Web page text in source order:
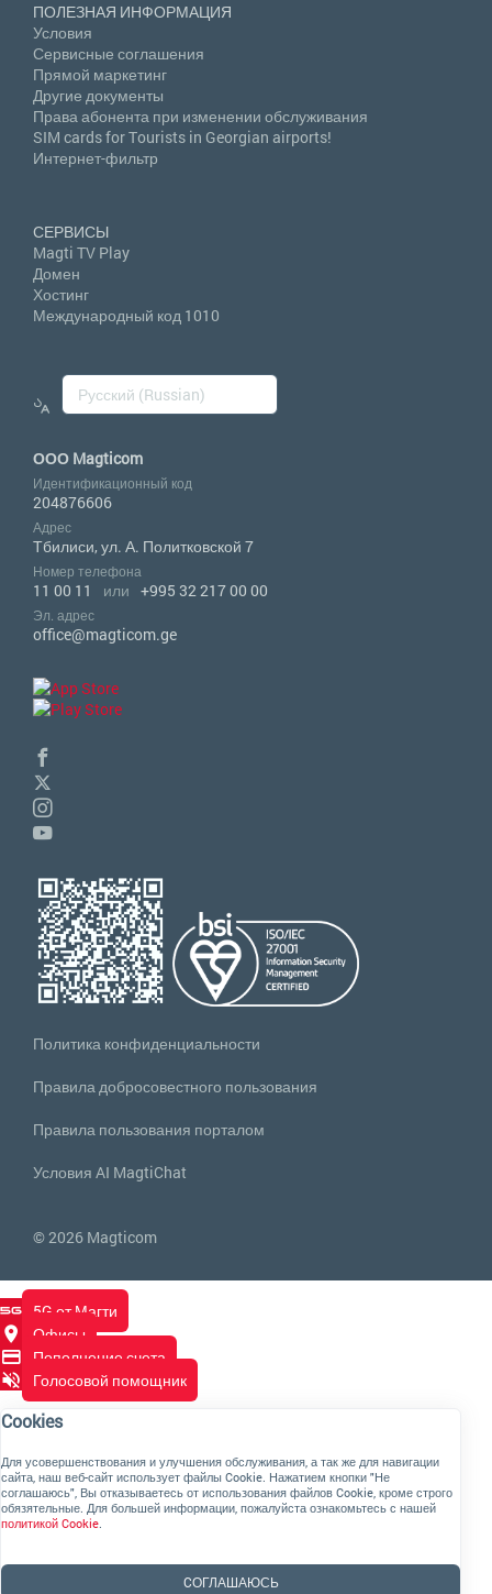
ПОЛЕЗНАЯ ИНФОРМАЦИЯ
Условия
Сервисные соглашения
Прямой маркетинг
Другие документы
Права абонента при изменении обслуживания
SIM cards for Tourists in Georgian airports!
Интернет-фильтр
СЕРВИСЫ
Magti TV Play
Домен
Хостинг
Международный код 1010
ООО Magticom
Идентификационный код
204876606
Адрес
Тбилиси, ул. А. Политковской 7
Номер телефона
11 00 11 или +995 32 217 00 00
Эл. адрес
office@magticom.ge
Политика конфиденциальности
Правила добросовестного пользования
Правила пользования порталом
Условия AI MagtiChat
© 2026 Magticom
5G от Магти
Офисы
Пополнение счета
Голосовой помощник
Cookies
Для усовершенствования и улучшения обслуживания, а так же для навигации
сайта, наш веб-сайт использует файлы Cookie. Нажатием кнопки "Не
соглашаюсь", Вы отказываетесь от использования файлов Cookie, кроме строго
обязятельные. Для большей информации, пожалуйста ознакомьтесь с нашей
политикой Cookie.
CОГЛАШАЮСЬ